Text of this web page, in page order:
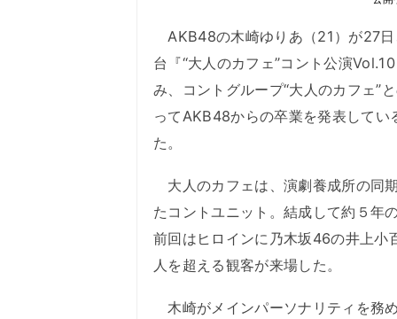
AKB48の木崎ゆりあ（21）が27
台『“大人のカフェ”コント公演
み、コントグループ“大人のカフェ”
ってAKB48からの卒業を発表して
た。
大人のカフェは、演劇養成所の同
たコントユニット。結成して約５年
前回はヒロインに乃木坂46の井上小
人を超える観客が来場した。
木崎がメインパーソナリティを務